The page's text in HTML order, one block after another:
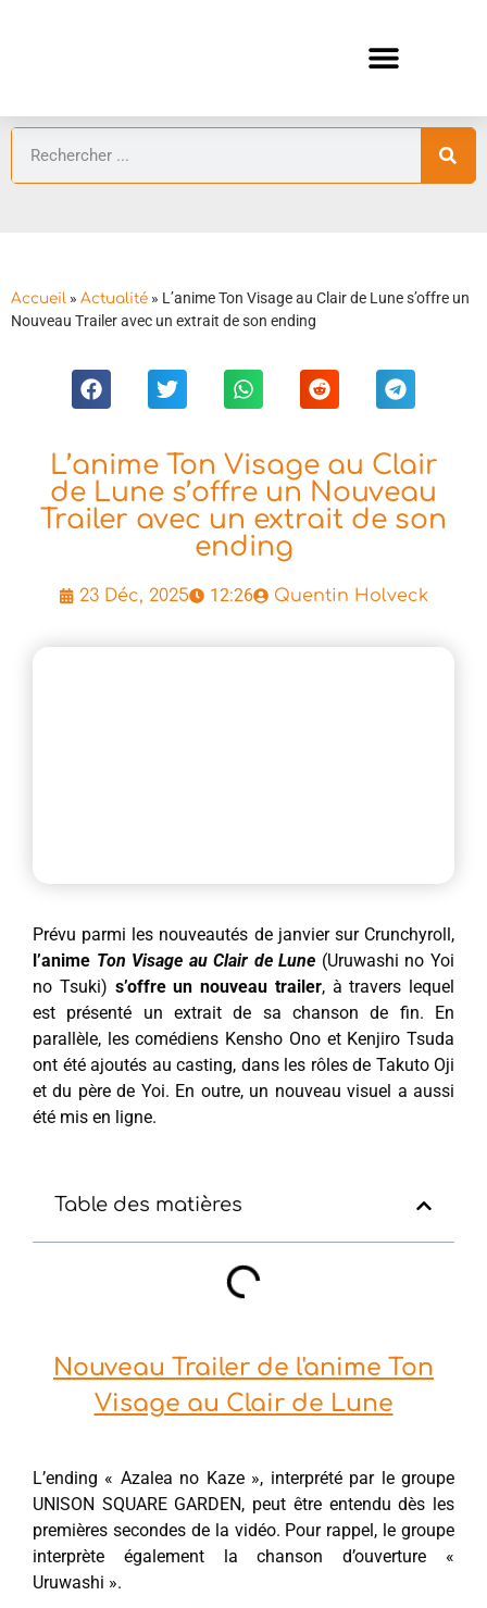
Accueil » Actualité » L’anime Ton Visage au Clair de Lune s’offre un
Nouveau Trailer avec un extrait de son ending
L’anime Ton Visage au Clair
de Lune s’offre un Nouveau
Trailer avec un extrait de son
ending
23 Déc, 2025 12:26 Quentin Holveck
Prévu parmi les nouveautés de janvier sur Crunchyroll,
l’anime Ton Visage au Clair de Lune (Uruwashi no Yoi
no Tsuki) s’offre un nouveau trailer, à travers lequel
est présenté un extrait de sa chanson de fin. En
parallèle, les comédiens Kensho Ono et Kenjiro Tsuda
ont été ajoutés au casting, dans les rôles de Takuto Oji
et du père de Yoi. En outre, un nouveau visuel a aussi
été mis en ligne.
Table des matières
Nouveau Trailer de l'anime Ton
Visage au Clair de Lune
L’ending « Azalea no Kaze », interprété par le groupe
UNISON SQUARE GARDEN, peut être entendu dès les
premières secondes de la vidéo. Pour rappel, le groupe
interprète également la chanson d’ouverture «
Uruwashi ».